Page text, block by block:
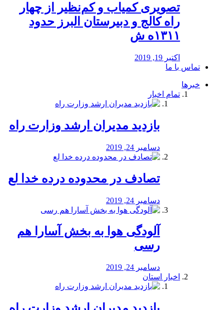
️تصویری کمیاب و کم‌نظیر از چهار
راه كالج و دبيرستان البرز حدود
۱۳۱۱ه ش
اکتبر 19, 2019
تماس با ما
خبرها
تمام اخبار
بازدید مدیران ارشد وزارت راه
دسامبر 24, 2019
تصادف در محدوده درده خدا لع
دسامبر 24, 2019
آلودگی هوا به بخش آسارا هم
رسی
دسامبر 24, 2019
اخبار استان